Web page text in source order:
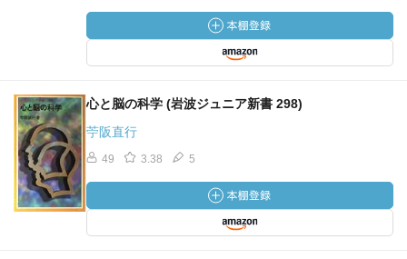
心と脳の科学 (岩波ジュニア新書 298)
苧阪直行
49 3.38 5